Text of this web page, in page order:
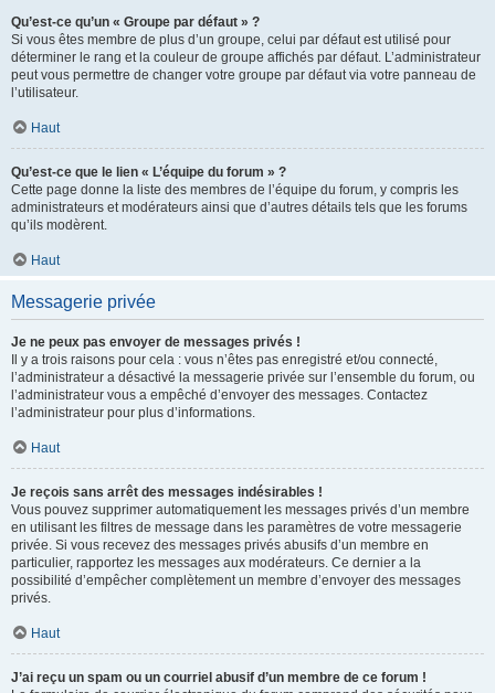
Qu’est-ce qu’un « Groupe par défaut » ?
Si vous êtes membre de plus d’un groupe, celui par défaut est utilisé pour
déterminer le rang et la couleur de groupe affichés par défaut. L’administrateur
peut vous permettre de changer votre groupe par défaut via votre panneau de
l’utilisateur.
Haut
Qu’est-ce que le lien « L’équipe du forum » ?
Cette page donne la liste des membres de l’équipe du forum, y compris les
administrateurs et modérateurs ainsi que d’autres détails tels que les forums
qu’ils modèrent.
Haut
Messagerie privée
Je ne peux pas envoyer de messages privés !
Il y a trois raisons pour cela : vous n’êtes pas enregistré et/ou connecté,
l’administrateur a désactivé la messagerie privée sur l’ensemble du forum, ou
l’administrateur vous a empêché d’envoyer des messages. Contactez
l’administrateur pour plus d’informations.
Haut
Je reçois sans arrêt des messages indésirables !
Vous pouvez supprimer automatiquement les messages privés d’un membre
en utilisant les filtres de message dans les paramètres de votre messagerie
privée. Si vous recevez des messages privés abusifs d’un membre en
particulier, rapportez les messages aux modérateurs. Ce dernier a la
possibilité d’empêcher complètement un membre d’envoyer des messages
privés.
Haut
J’ai reçu un spam ou un courriel abusif d’un membre de ce forum !